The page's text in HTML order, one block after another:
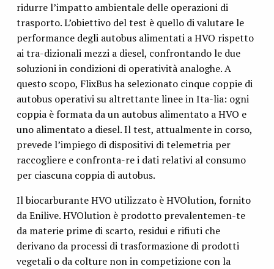
ridurre l’impatto ambientale delle operazioni di
trasporto. L’obiettivo del test è quello di valutare le
performance degli autobus alimentati a HVO rispetto
ai tra-dizionali mezzi a diesel, confrontando le due
soluzioni in condizioni di operatività analoghe. A
questo scopo, FlixBus ha selezionato cinque coppie di
autobus operativi su altrettante linee in Ita-lia: ogni
coppia è formata da un autobus alimentato a HVO e
uno alimentato a diesel. Il test, attualmente in corso,
prevede l’impiego di dispositivi di telemetria per
raccogliere e confronta-re i dati relativi al consumo
per ciascuna coppia di autobus.
Il biocarburante HVO utilizzato è HVOlution, fornito
da Enilive. HVOlution è prodotto prevalentemen-te
da materie prime di scarto, residui e rifiuti che
derivano da processi di trasformazione di prodotti
vegetali o da colture non in competizione con la